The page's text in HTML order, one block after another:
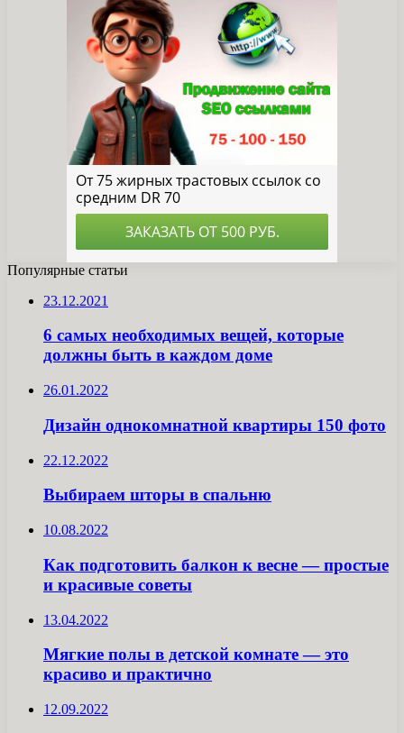
Популярные статьи
23.12.2021
6 самых необходимых вещей, которые
должны быть в каждом доме
26.01.2022
Дизайн однокомнатной квартиры 150 фото
22.12.2022
Выбираем шторы в спальню
10.08.2022
Как подготовить балкон к весне — простые
и красивые советы
13.04.2022
Мягкие полы в детской комнате — это
красиво и практично
12.09.2022